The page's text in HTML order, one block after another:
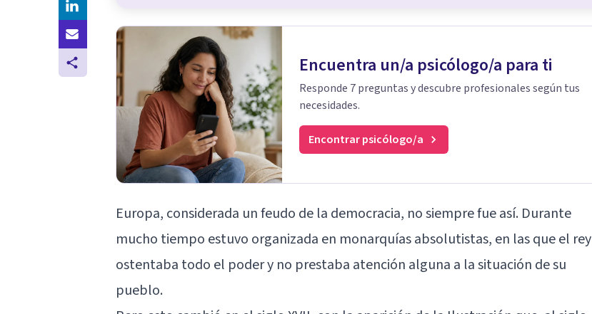
Encuentra un/a psicólogo/a para ti
Responde 7 preguntas y descubre profesionales según tus
necesidades.
Encontrar psicólogo/a
Europa, considerada un feudo de la democracia, no siempre fue así. Durante
mucho tiempo estuvo organizada en monarquías absolutistas, en las que el rey
ostentaba todo el poder y no prestaba atención alguna a la situación de su
pueblo.